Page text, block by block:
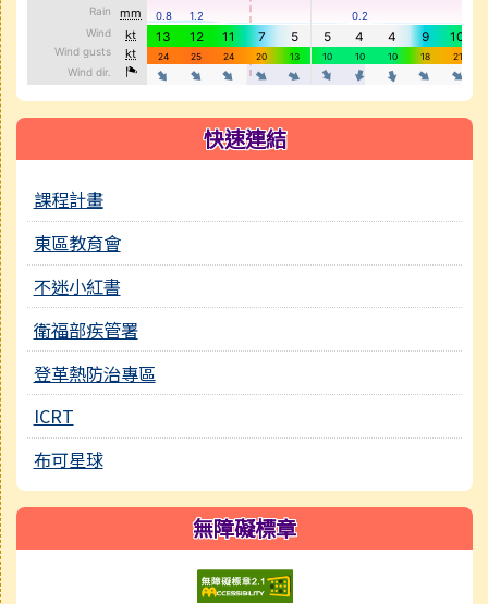
快速連結
課程計畫
東區教育會
不迷小紅書
衛福部疾管署
登革熱防治專區
ICRT
布可星球
無障礙標章